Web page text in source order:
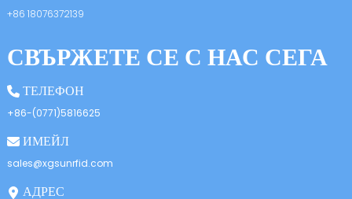
+86 18076372139
СВЪРЖЕТЕ СЕ С НАС СЕГА
ТЕЛЕФОН
+86-(0771)5816625
ИМЕЙЛ
sales@xgsunrfid.com
АДРЕС